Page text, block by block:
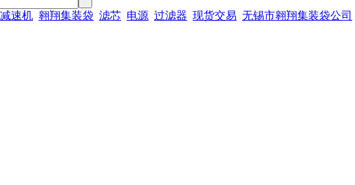
减速机 翱翔集装袋 滤芯 电源 过滤器 现货交易 无锡市翱翔集装袋公司